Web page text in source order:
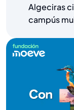
Algeciras
campús